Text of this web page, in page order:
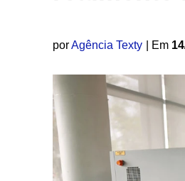
porAgência Texty | Em